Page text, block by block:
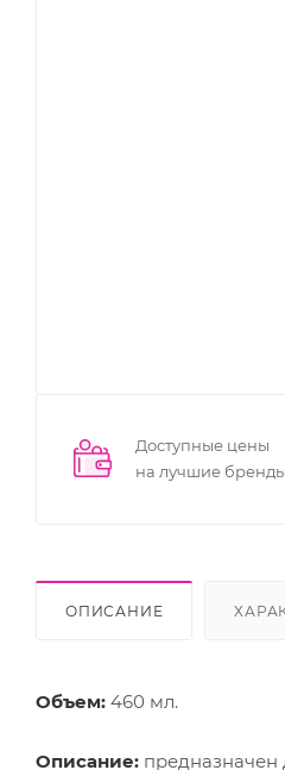
Доступные цены
на лучшие бренды
ОПИСАНИЕ
Объем: 460 мл.
Описание: предназначен